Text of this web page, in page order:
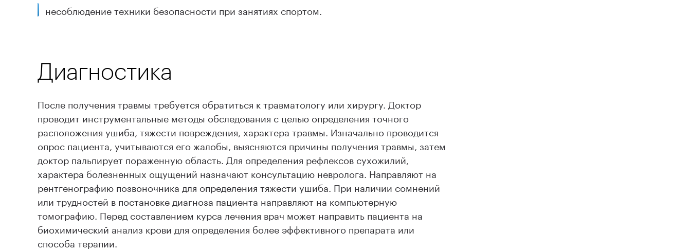
несоблюдение техники безопасности при занятиях спортом.
Диагностика
После получения травмы требуется обратиться к травматологу или хирургу. Доктор
проводит инструментальные методы обследования с целью определения точного
расположения ушиба, тяжести повреждения, характера травмы. Изначально проводится
опрос пациента, учитываются его жалобы, выясняются причины получения травмы, затем
доктор пальпирует пораженную область. Для определения рефлексов сухожилий,
характера болезненных ощущений назначают консультацию невролога. Направляют на
рентгенографию позвоночника для определения тяжести ушиба. При наличии сомнений
или трудностей в постановке диагноза пациента направляют на компьютерную
томографию. Перед составлением курса лечения врач может направить пациента на
биохимический анализ крови для определения более эффективного препарата или
способа терапии.